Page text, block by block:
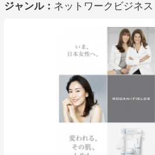
ジャンル： ネットワークビジネス